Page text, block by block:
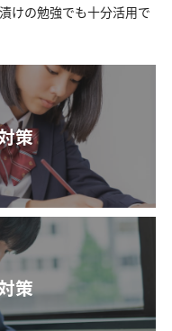
けの勉強でも十分活用で
策
策